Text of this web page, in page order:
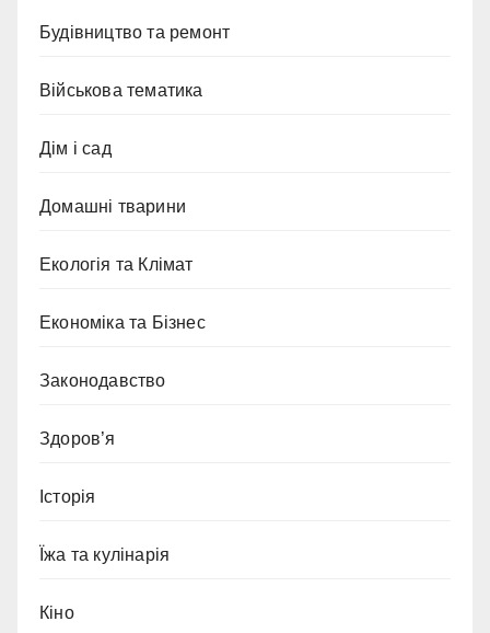
Будівництво та ремонт
Військова тематика
Дім і сад
Домашні тварини
Екологія та Клімат
Економіка та Бізнес
Законодавство
Здоров’я
Історія
Їжа та кулінарія
Кіно